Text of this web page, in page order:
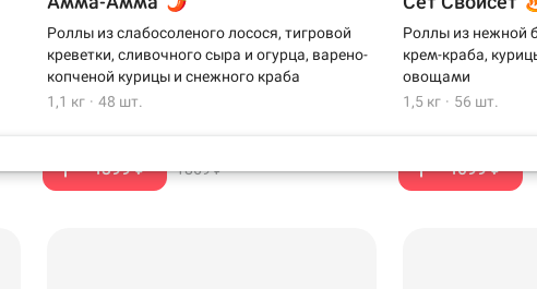
Роллы из слабосоленого лосося, тигровой
креветки, сливочного сыра и огурца, варено-
копченой курицы и снежного краба
1,1 кг · 48 шт.
1399 ₽ 1869 ₽
Роллы из нежной
крем-краба,
овощами
1,5 кг · 56 шт.
1099 ₽
Омелькова, 28 · Анапа